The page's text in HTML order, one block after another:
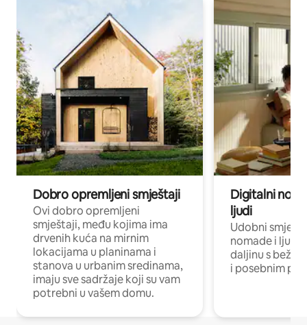
Dobro opremljeni smještaji
Ovi dobro opremljeni
smještaji, među kojima ima
drvenih kuća na mirnim
lokacijama u planinama i
stanova u urbanim sredinama,
imaju sve sadržaje koji su vam
potrebni u vašem domu.
Digitalni
ljudi
Udobni
nomade i ljude
daljinu s
i posebnim